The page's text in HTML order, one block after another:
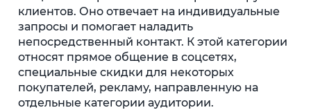
клиентов. Оно отвечает на индивидуальные
запросы и помогает наладить
непосредственный контакт. К этой категории
относят прямое общение в соцсетях,
специальные скидки для некоторых
покупателей, рекламу, направленную на
отдельные категории аудитории.